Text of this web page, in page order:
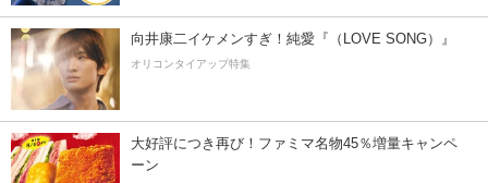
向井康二イケメンすぎ！純愛『（LOVE SONG）』
オリコンタイアップ特集
大好評につき再び！ファミマ名物45％増量キャンペ
ーン